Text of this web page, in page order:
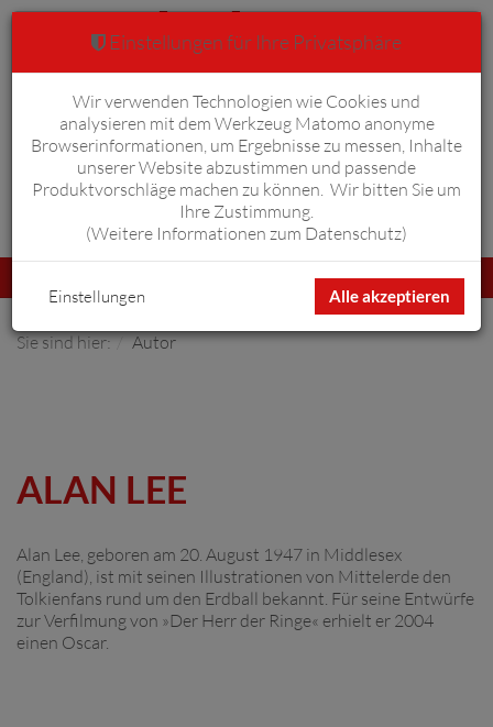
Anmelden Warenkorb 0
umschalten
Sie sind hier: Autor
ALAN LEE
Alan Lee, geboren am 20. August 1947 in Middlesex
(England), ist mit seinen Illustrationen von Mittelerde den
Tolkienfans rund um den Erdball bekannt. Für seine Entwürfe
zur Verfilmung von »Der Herr der Ringe« erhielt er 2004
einen Oscar.
Einstellungen für Ihre Privatsphäre
Wir verwenden Technologien wie Cookies und
analysieren mit dem Werkzeug Matomo anonyme
Browserinformationen, um Ergebnisse zu messen, Inhalte
unserer Website abzustimmen und passende
Produktvorschläge machen zu können. Wir bitten Sie um
Ihre Zustimmung.
(Weitere Informationen zum Datenschutz)
Alle akzeptieren
Einstellungen